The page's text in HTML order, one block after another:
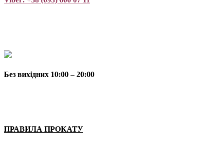
Без вихідних 10:00 – 20:00
ПРАВИЛА ПРОКАТУ